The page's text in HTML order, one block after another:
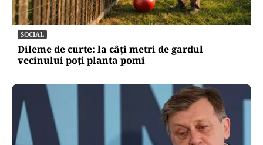
SOCIAL
Dileme de curte: la câți metri de gardul
vecinului poți planta pomi